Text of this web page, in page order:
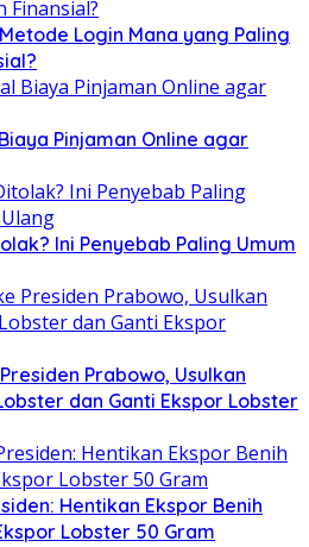
Metode Login Mana yang Paling
Pinjaman Online agar
Ini Penyebab Paling Umum
Prabowo, Usulkan
dan Ganti Ekspor Lobster
Hentikan Ekspor Benih
Lobster 50 Gram